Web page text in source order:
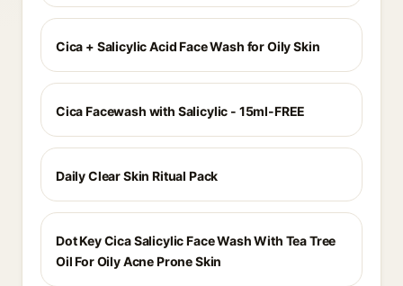
Cica + Salicylic Acid Face Wash for Oily Skin
Cica Facewash with Salicylic - 15ml-FREE
Daily Clear Skin Ritual Pack
Dot Key Cica Salicylic Face Wash With Tea Tree
Oil For Oily Acne Prone Skin